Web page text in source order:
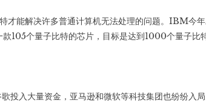
才能解决许多普通计算机无法处理的问题。IBM今
个量子比特的芯片，目标是达到1000个量子比
投入大量资金，亚马逊和微软等科技集团也纷纷入